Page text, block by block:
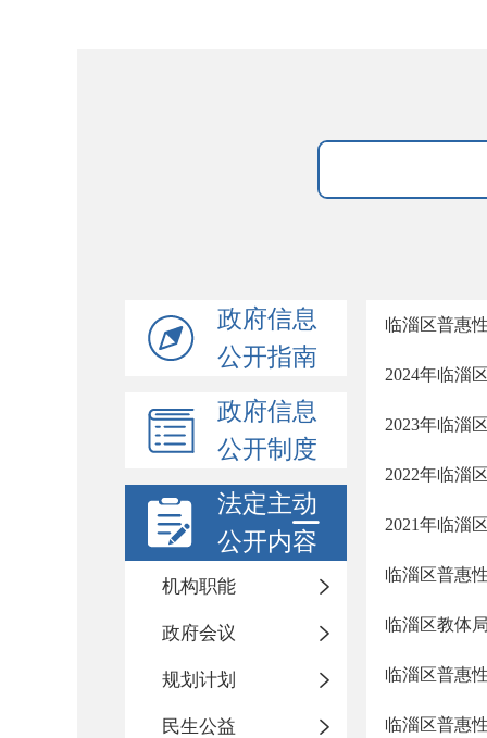
政府信息
公开指南
政府信息
公开制度
法定主动
公开内容
机构职能
政府会议
规划计划
民生公益
临淄区普惠
2024年临淄
2023年临淄
2022年临淄
2021年临淄
临淄区普惠
临淄区教体
临淄区普惠
临淄区普惠